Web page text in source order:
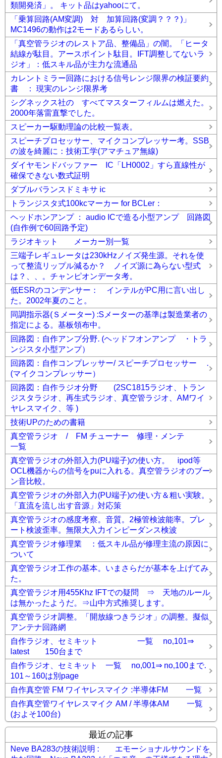
類開発済」。 キット品はyahooにて。
「乗算回路(AM変調) 対 加算回路(変調？？？)」
MC1496の動作は2モードあるらしい。
「真空管ラジオのレストア品、整備品」の闇。「ヒータ
結線が駄目。アースポイント駄目。IFT調整してないラ
ジオ」：低スキル品が主力な流通品
カレントミラー回路における信号レンジ限界の検証要約
書 ： 現実のレンジ限界考
シグネックス社の すべてマスターフィルムは燃えた。
2000年落雷直撃でした。
スピーカー駆動理論の比較一覧表。
スピーチプロセッサー、マイクコンプレッサー考。SSB
の波を綺麗に：技術工学(アマチュア無線)
ダイヤモンドバッファー IC「LH0002」すら直線性が
確保できない数式証明
ダブルバランスドミキサ ic
トランジスタ式100kcマーカー for BCLer：
ヘッドホンアンプ ： audio ICで造る小型アンプ 回路図
(自作例で60回路予定)
ラジオキット メーカー別一覧
三端子レギュレータは230kHzノイズ発生源。それを使
って整流リップル減るか？ ノイズ源に為らない型式
は？、、。チャンピオンデータ考。
低ESRのコンデンサー： インテルがPC用に言い出し
た。2002年夏のこと。
同調指示器(Ｓメーター) :Sメーターの基準は製造業者の
指定による。基板領布中。
回路図：自作アンプ分野. (ヘッドフオンアンプ ・トラ
ンジスタ小型アンプ）
回路図：自作コンプレッサー/ スピーチプロセッサー .
(マイクコンプレッサー）
回路図：自作ラジオ分野 (2SC1815ラジオ、トラン
ジスタラジオ、再生式ラジオ、真空管ラジオ、AMワイ
ヤレスマイク、等 )
技術UPのための書籍
真空管ラジオ / FM チューナー 修理・メンテ
一覧
真空管ラジオの外部入力(PU端子)の使い方。 ipod等
OCL機器からの信号をpuに入れる。真空管ラジオのブー
ン音比較。
真空管ラジオの外部入力(PU端子)の使い方＆粗い実験。
「直流を流し出す音源」対応策
真空管ラジオの感度考察。音質。2極管検波能率。プレ
ート検波歪率。無限大入力インピーダンス検波
真空管ラジオ修理業 ：低スキル品が修理主流の原因に
ついて
真空管ラジオ工作の基本。いまさらだが基本を上げてみ
た。
真空管ラジオ用455Khz IFTでの疑問 ⇒ 天地のルール
は無かったようだ。⇒山中方式推奨します。
真空管ラジオ調整。「開放線つきラジオ」の調整。擬似
アンテナ回路網
自作ラジオ、セミキット 一覧 no,101⇒
latest 150台まで
自作ラジオ、セミキット 一覧 no,001⇒ no,100まで.
101～160は別page
自作真空管 FM ワイヤレスマイク :半導体FM 一覧
自作真空管ワイヤレスマイク AM / 半導体AM 一覧
(およそ100台)
最近の記事
Neve BA283の技術説明 : エモーショナルサウンドを